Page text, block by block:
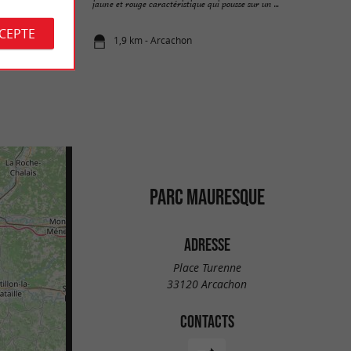
jaune et rouge caractéristique qui pousse sur un ...
1,9 km - Arcachon
PARC MAURESQUE
ADRESSE
Place Turenne
33120 Arcachon
CONTACTS